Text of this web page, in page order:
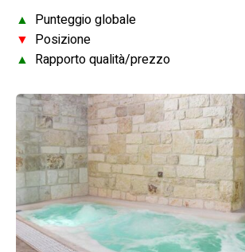
▲ Punteggio globale
▼ Posizione
▲ Rapporto qualità/prezzo